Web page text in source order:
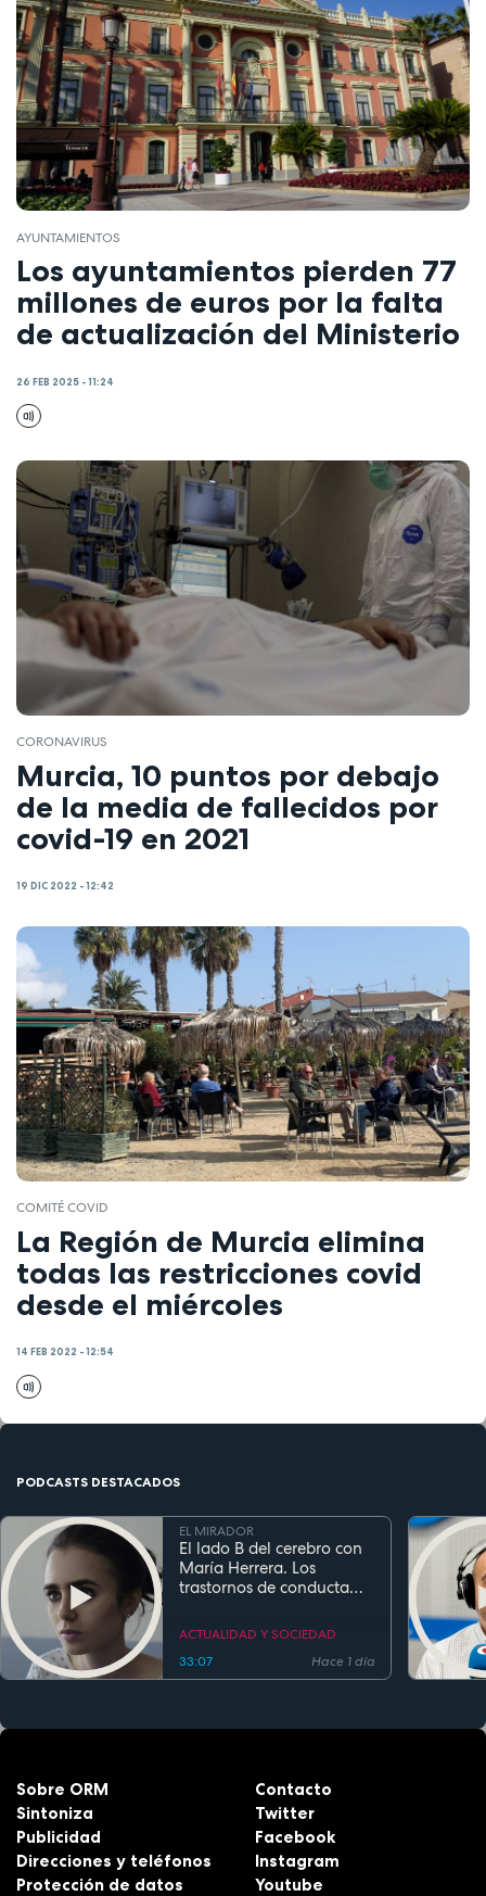
AYUNTAMIENTOS
Los ayuntamientos pierden 77
millones de euros por la falta
de actualización del Ministerio
26 FEB 2025 - 11:24
CORONAVIRUS
Murcia, 10 puntos por debajo
de la media de fallecidos por
covid-19 en 2021
19 DIC 2022 - 12:42
COMITÉ COVID
La Región de Murcia elimina
todas las restricciones covid
desde el miércoles
14 FEB 2022 - 12:54
PODCASTS DESTACADOS
EL MIRADOR
El lado B del cerebro con
María Herrera. Los
trastornos de conducta
ACTUALIDAD Y SOCIEDAD
33:07
Hace 1 día
Sobre ORM
Sintoniza
Publicidad
Direcciones y teléfonos
Protección de datos
Contacto
Twitter
Facebook
Instagram
Youtube